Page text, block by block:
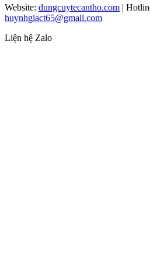
Website: dungcuytecantho.com |
huynhgiact65@gmail.com
Liện hệ Zalo